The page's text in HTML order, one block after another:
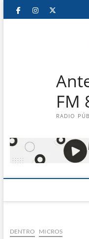
Saltar
FacebookInstagram
FM
RADIO
DENTRO MICROS